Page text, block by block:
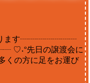
なります┈┈┈┈┈┈┈
先日の譲渡会に
くの方に足をお運び